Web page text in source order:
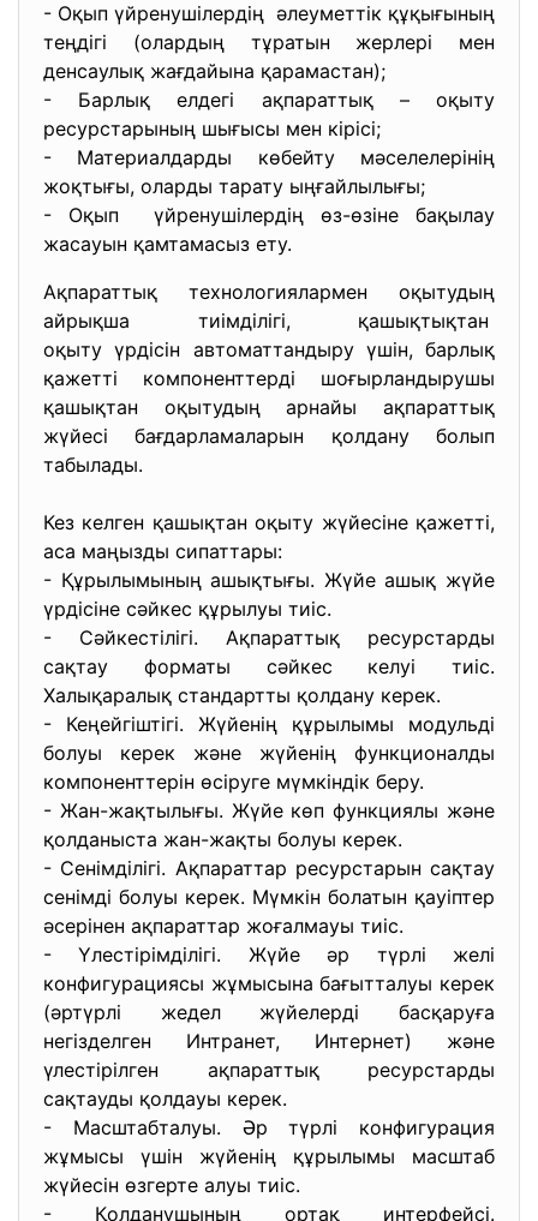
- Оқып үйренушілердің әлеуметтік құқығының
теңдігі (олардың тұратын жерлері мен
денсаулық жағдайына қарамастан);
- Барлық елдегі ақпараттық – оқыту
ресурстарының шығысы мен кірісі;
- Материалдарды көбейту мәселелерінің
жоқтығы, оларды тарату ыңғайлылығы;
- Оқып үйренушілердің өз-өзіне бақылау
жасауын қамтамасыз ету.
Ақпараттық технологиялармен оқытудың
айрықша тиімділігі, қашықтықтан
оқыту үрдісін автоматтандыру үшін, барлық
қажетті компоненттерді шоғырландырушы
қашықтан оқытудың арнайы ақпараттық
жүйесі бағдарламаларын қолдану болып
табылады.
Кез келген қашықтан оқыту жүйесіне қажетті,
аса маңызды сипаттары:
- Құрылымының ашықтығы. Жүйе ашық жүйе
үрдісіне сәйкес құрылуы тиіс.
- Сәйкестілігі. Ақпараттық ресурстарды
сақтау форматы сәйкес келуі тиіс.
Халықаралық стандартты қолдану керек.
- Кеңейгіштігі. Жүйенің құрылымы модульді
болуы керек және жүйенің функционалды
компоненттерін өсіруге мүмкіндік беру.
- Жан-жақтылығы. Жүйе көп функциялы және
қолданыста жан-жақты болуы керек.
- Сенімділігі. Ақпараттар ресурстарын сақтау
сенімді болуы керек. Мүмкін болатын қауіптер
әсерінен ақпараттар жоғалмауы тиіс.
- Үлестірімділігі. Жүйе әр түрлі желі
конфигурациясы жұмысына бағытталуы керек
(әртүрлі жедел жүйелерді басқаруға
негізделген Интранет, Интернет) және
үлестірілген ақпараттық ресурстарды
сақтауды қолдауы керек.
- Масштабталуы. Әр түрлі конфигурация
жұмысы үшін жүйенің құрылымы масштаб
жүйесін өзгерте алуы тиіс.
- Қолданушының ортақ интерфейсі.